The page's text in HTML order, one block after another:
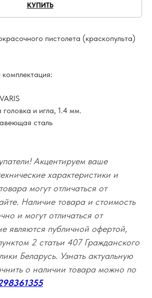
КУПИТЬ
пистолета (краскопульта)
и игла, 1.4 мм.
сталь
Акцентируем ваше
характеристики и
могут отличаться от
Наличие товара и стоимость
и могут отличаться от
являются публичной офертой,
2 статьи 407 Гражданского
Беларусь. Узнать актуальную
о наличии товара можно по